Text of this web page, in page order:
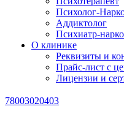
Психолог-
Аддиктолог
Психиатр-
О клинике
Реквизиты и
Прайс-лист с
Лицензии и
78003020403